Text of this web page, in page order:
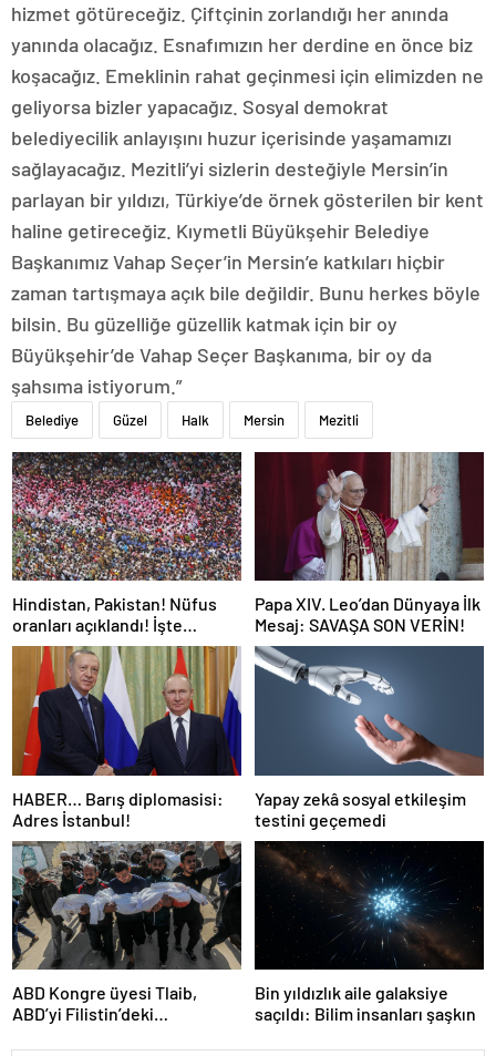
hizmet götüreceğiz. Çiftçinin zorlandığı her anında
yanında olacağız. Esnafımızın her derdine en önce biz
koşacağız. Emeklinin rahat geçinmesi için elimizden ne
geliyorsa bizler yapacağız. Sosyal demokrat
belediyecilik anlayışını huzur içerisinde yaşamamızı
sağlayacağız. Mezitli’yi sizlerin desteğiyle Mersin’in
parlayan bir yıldızı, Türkiye’de örnek gösterilen bir kent
haline getireceğiz. Kıymetli Büyükşehir Belediye
Başkanımız Vahap Seçer’in Mersin’e katkıları hiçbir
zaman tartışmaya açık bile değildir. Bunu herkes böyle
bilsin. Bu güzelliğe güzellik katmak için bir oy
Büyükşehir’de Vahap Seçer Başkanıma, bir oy da
şahsıma istiyorum.”
Belediye Güzel Halk Mersin Mezitli
Hindistan, Pakistan! Nüfus
oranları açıklandı! İşte
Dünyanın en kalabalık ülkesi!
Dünya haritası ülkeler!
Papa XIV. Leo’dan Dünyaya İlk
Mesaj: SAVAŞA SON VERİN!
HABER… Barış diplomasisi:
Adres İstanbul!
Yapay zekâ sosyal etkileşim
testini geçemedi
ABD Kongre üyesi Tlaib,
ABD’yi Filistin’deki
Bin yıldızlık aile galaksiye
saçıldı: Bilim insanları şaşkın